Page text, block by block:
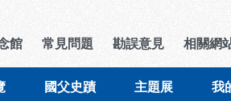
導覽列區塊
館 常見問題 勘誤意見 相關網
國父史蹟 主題展 我